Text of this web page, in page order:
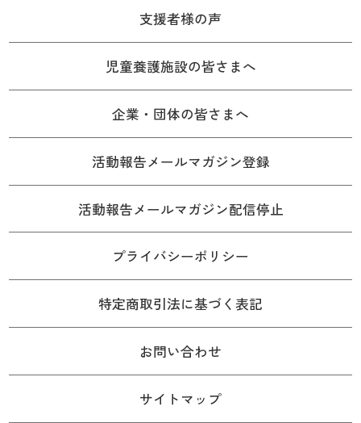
支援者様の声
児童養護施設の皆さまへ
企業・団体の皆さまへ
活動報告メールマガジン登録
活動報告メールマガジン配信停止
プライバシーポリシー
特定商取引法に基づく表記
お問い合わせ
サイトマップ